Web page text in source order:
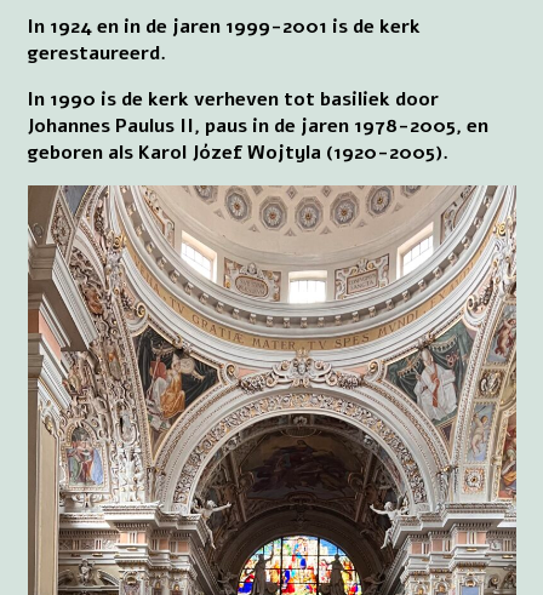
In 1924 en in de jaren 1999-2001 is de kerk
gerestaureerd.
In 1990 is de kerk verheven tot basiliek door
Johannes Paulus II, paus in de jaren 1978-2005, en
geboren als Karol Józef Wojtyla (1920-2005).